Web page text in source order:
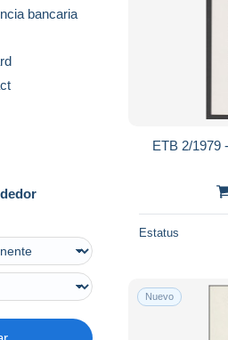
bancaria
ETB 2/1979
Estatus
Nuevo